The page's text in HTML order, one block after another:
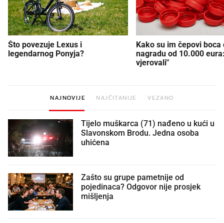
Što povezuje Lexus i
legendarnog Ponyja?
Kako su im čepovi boca
nagradu od 10.000
vjerovali"
NAJNOVIJE NAJČITANIJE VEZANO
Tijelo muškarca (71) nađeno u kući u
Slavonskom Brodu. Jedna osoba
uhićena
Zašto su grupe pametnije od
pojedinaca? Odgovor nije prosjek
mišljenja